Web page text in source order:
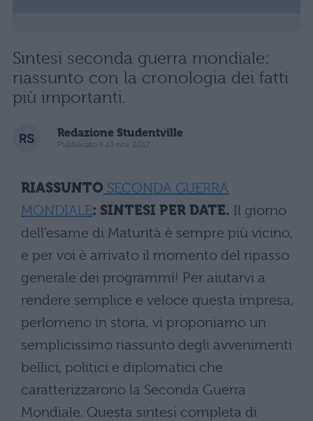
Sintesi seconda guerra mondiale:
riassunto con la cronologia dei fatti
più importanti.
Redazione Studentville
Pubblicato il 13 nov 2017
RIASSUNTO SECONDA GUERRA
MONDIALE: SINTESI PER DATE. Il giorno
dell’esame di Maturità è sempre più vicino,
e per voi è arrivato il momento del ripasso
generale dei programmi! Per aiutarvi a
rendere semplice e veloce questa impresa,
perlomeno in storia, vi proponiamo un
semplicissimo riassunto degli avvenimenti
bellici, politici e diplomatici che
caratterizzarono la Seconda Guerra
Mondiale. Questa sintesi completa di